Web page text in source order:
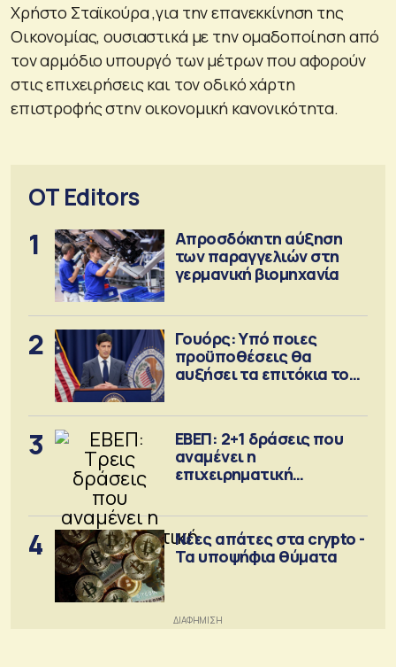
Χρήστο Σταϊκούρα ,για την επανεκκίνηση της
Οικονομίας, ουσιαστικά με την ομαδοποίηση από
τον αρμόδιο υπουργό των μέτρων που αφορούν
στις επιχειρήσεις και τον οδικό χάρτη
επιστροφής στην οικονομική κανονικότητα.
OT Editors
1
Απροσδόκητη αύξηση
των παραγγελιών στη
γερμανική βιομηχανία
2
Γουόρς: Υπό ποιες
προϋποθέσεις θα
αυξήσει τα επιτόκια τον
3
ΕΒΕΠ: 2+1 δράσεις που
αναμένει η
επιχειρηματική
4
Νέες απάτες στα crypto -
Τα υποψήφια θύματα